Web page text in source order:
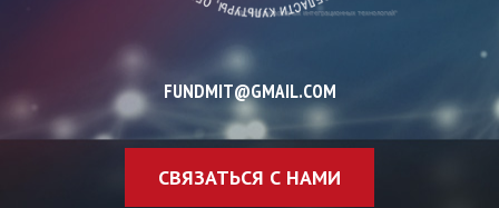
FUNDMIT@GMAIL.COM
СВЯЗАТЬСЯ С НАМИ